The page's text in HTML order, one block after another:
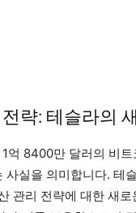
략: 테슬라의
억 8400만 달러의 비
사실을 의미합니다. 테
관리 전략에 대한 새